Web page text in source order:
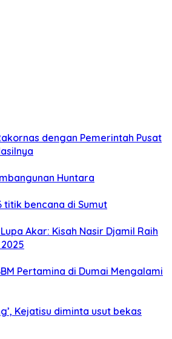
dengan Pemerintah Pusat
Huntara
titik bencana di Sumut
Akar: Kisah Nasir Djamil Raih
Pertamina di Dumai Mengalami
Kejatisu diminta usut bekas